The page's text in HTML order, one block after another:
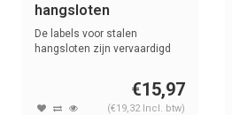
hangsloten
De labels voor stalen
hangsloten zijn vervaardigd
€15,97
(€19,32 Incl. btw)